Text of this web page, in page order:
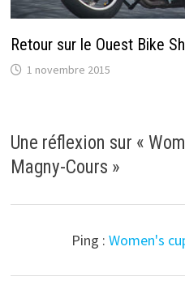
Retour sur le Ouest Bike
1 novembre 2015
Une réflexion sur «
Magny-Cours »
Ping : Women's